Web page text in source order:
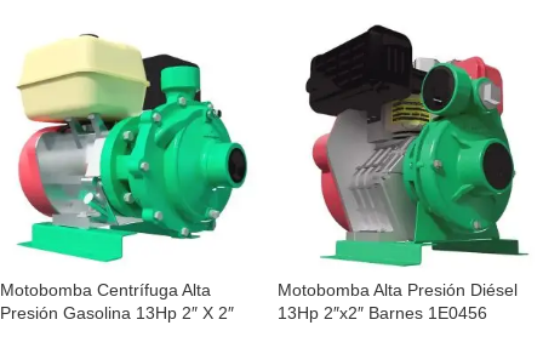
Motobomba Centrífuga Alta
Presión Gasolina 13Hp 2″ X 2″
Motobomba Alta Presión Diésel
13Hp 2″x2″ Barnes 1E0456